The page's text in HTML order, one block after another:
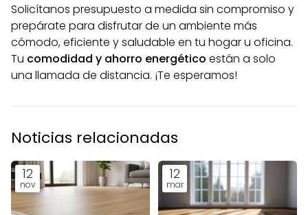
Solicítanos presupuesto a medida sin compromiso y
prepárate para disfrutar de un ambiente más
cómodo, eficiente y saludable en tu hogar u oficina.
Tu comodidad y ahorro energético están a solo
una llamada de distancia. ¡Te esperamos!
Noticias relacionadas
12
nov
12
mar